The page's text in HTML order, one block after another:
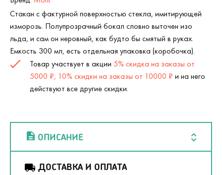
Стакан с фактурной поверхностью стекла, имитирующей
изморозь. Полупрозрачный бокал словно выточен изо
льда, и сам он неровный, как будто бы смятый в руках.
Емкость 300 мл, есть отдельная упаковка (коробочка).
Товар участвует в акции 5% скидка на заказы от
5000 ₽, 10% скидки на заказы от 10000 ₽ и на него
действуют все другие скидки.
ОПИСАНИЕ
ДОСТАВКА И ОПЛАТА